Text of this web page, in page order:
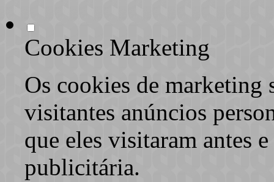
Cookies Marketing
Os cookies de marketing
visitantes anúncios
que eles visitaram antes
publicitária.